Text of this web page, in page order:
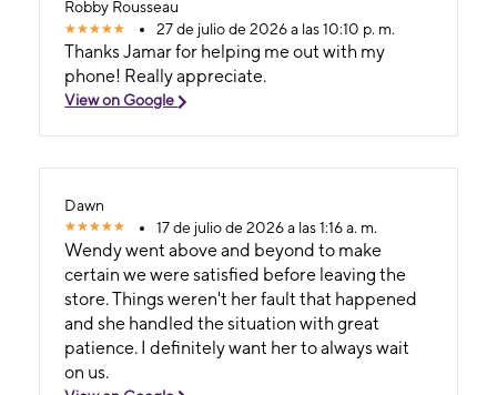
Robby Rousseau
27 de julio de 2026 a las 10:10 p. m.
Thanks Jamar for helping me out with my
phone! Really appreciate.
View on Google
Dawn
17 de julio de 2026 a las 1:16 a. m.
Wendy went above and beyond to make
certain we were satisfied before leaving the
store. Things weren't her fault that happened
and she handled the situation with great
patience. I definitely want her to always wait
on us.